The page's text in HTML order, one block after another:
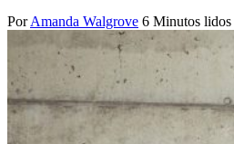
Por Amanda Walgrove 6 Minutos lidos